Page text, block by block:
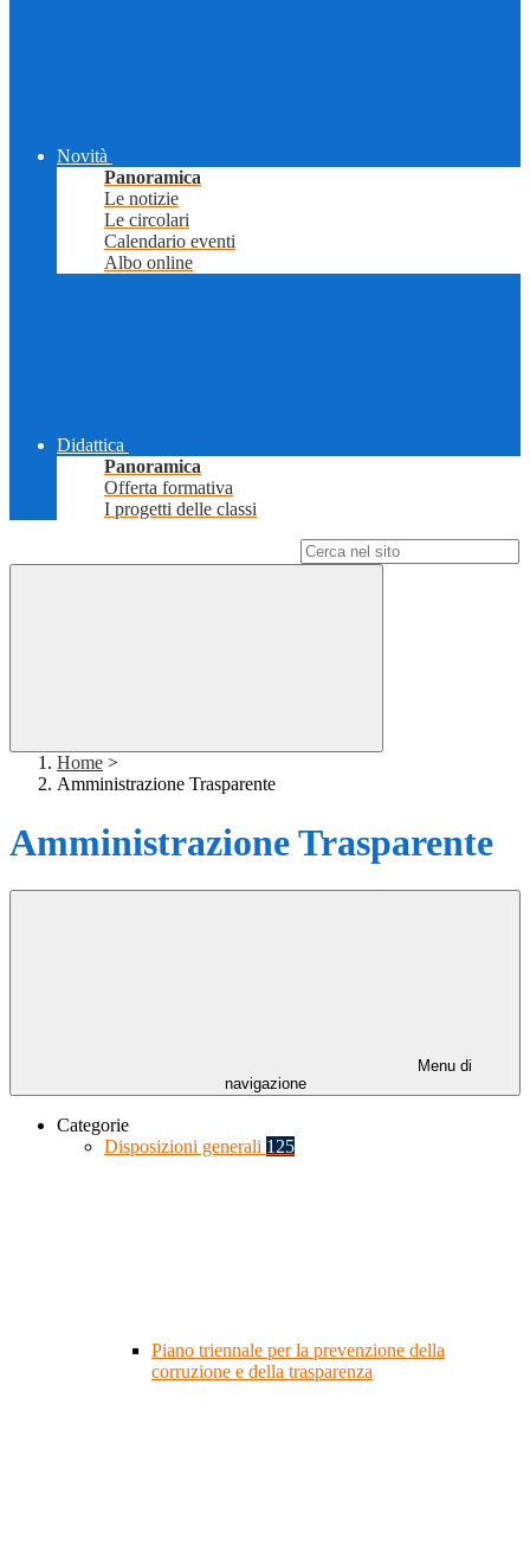
Novità
Panoramica
Le notizie
Le circolari
Calendario eventi
Albo online
Didattica
Panoramica
Offerta formativa
I progetti delle classi
Home >
Amministrazione Trasparente
Amministrazione Trasparente
Menu di
navigazione
Categorie
Disposizioni generali 125
Piano triennale per la prevenzione della
corruzione e della trasparenza